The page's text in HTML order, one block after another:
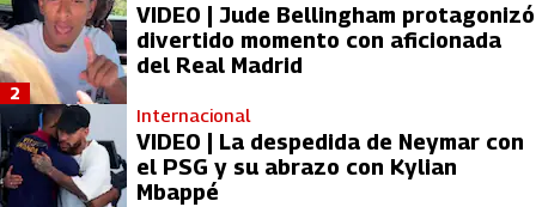
VIDEO | Jude Bellingham protagonizó
divertido momento con aficionada
del Real Madrid
2
Internacional
VIDEO | La despedida de Neymar con
el PSG y su abrazo con Kylian
Mbappé